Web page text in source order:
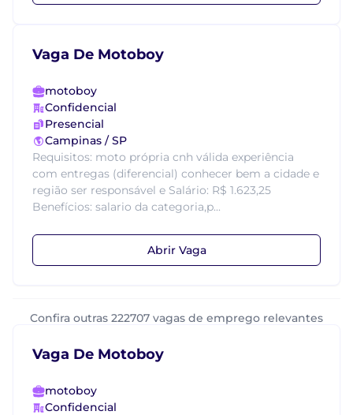
Vaga De Motoboy
motoboy
Confidencial
Presencial
Campinas / SP
Requisitos: moto própria cnh válida experiência
com entregas (diferencial) conhecer bem a cidade e
região ser responsável e Salário: R$ 1.623,25
Benefícios: salario da categoria,p...
Abrir Vaga
Confira outras 222707 vagas de emprego relevantes
Vaga De Motoboy
motoboy
Confidencial